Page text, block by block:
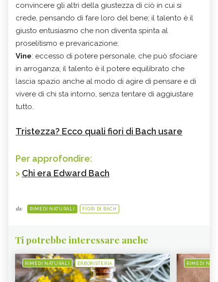
convincere gli altri della giustezza di ciò in cui si
crede, pensando di fare loro del bene; il talento è il
giusto entusiasmo che non diventa spinta al
proselitismo e prevaricazione;
Vine: eccesso di potere personale, che può sfociare
in arroganza; il talento è il potere equilibrato che
lascia spazio anche al modo di agire di pensare e di
vivere di chi sta intorno, senza tentare di aggiustare
tutto.
Tristezza? Ecco quali fiori di Bach usare
Per approfondire:
> Chi era Edward Bach
da: RIMEDI NATURALI FIORI DI BACH
Ti potrebbe interessare anche
RIMEDI NATURALI ERBORISTERIA RIMEDI